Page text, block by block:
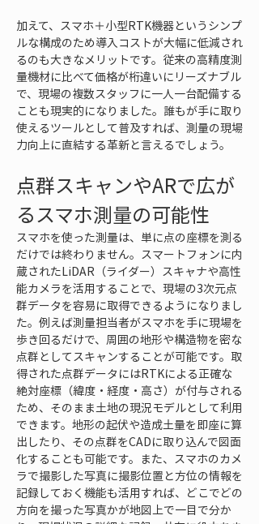
加えて、スマホ＋小型RTK機器というシンプ
ルな構成のため導入コストが大幅に低減され
るのも大きなメリットです。従来の高精度測
量機材に比べて価格が桁違いにリーズナブル
で、現場の複数スタッフに一人一台配備する
ことも現実的になりました。誰もが手に取り
使えるツールとして普及すれば、測量の現場
力向上に直結する革新と言えるでしょう。
点群スキャンやARで広が
るスマホ測量の可能性
スマホを使った測量は、単に点の座標を測る
だけでは終わりません。スマートフォンに内
蔵されたLiDAR（ライダー）スキャナや高性
能カメラを活用することで、現場の3次元点
群データを容易に取得できるようになりまし
た。例えば測量担当者がスマホを手に現場を
歩き回るだけで、周囲の地形や構造物を密な
点群としてスキャンすることが可能です。取
得された点群データにはRTKによる正確な
絶対座標（緯度・経度・高さ）が付与される
ため、そのまま土地の現況モデルとして利用
できます。地形の起伏や造成土量を即座に算
出したり、その点群をCADに取り込んで図面
化することも可能です。また、スマホのカメ
ラで撮影した写真に撮影位置と方位の情報を
記録しておく機能も活用すれば、どこでどの
方向を撮った写真かが地図上で一目で分か